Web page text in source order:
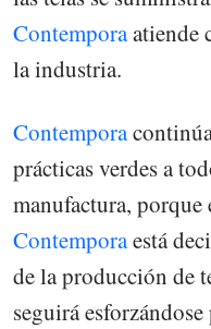
Contemporaatiende
la industria.
Contempora
prácticas verdes a
manufactura, porque
Contemporaestá
de la producción de
seguirá